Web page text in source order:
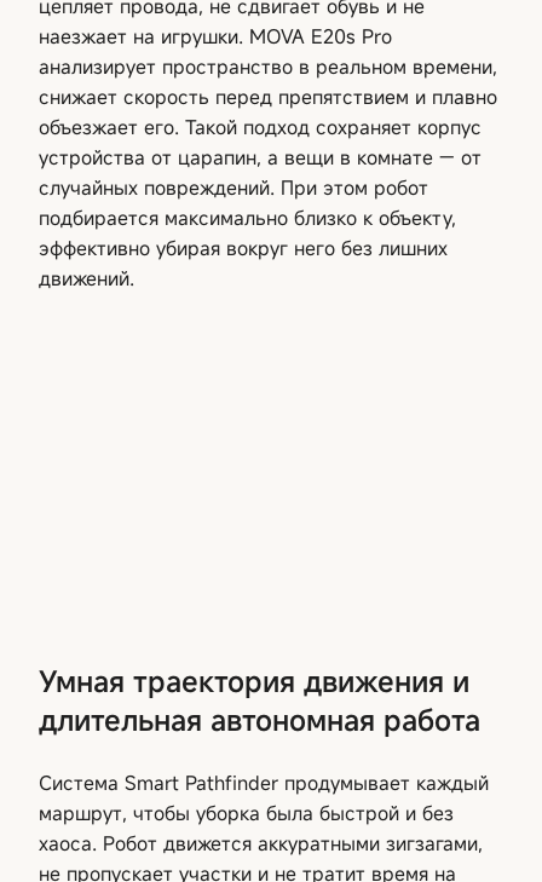
цепляет провода, не сдвигает обувь и не
наезжает на игрушки. MOVA E20s Pro
анализирует пространство в реальном времени,
снижает скорость перед препятствием и плавно
объезжает его. Такой подход сохраняет корпус
устройства от царапин, а вещи в комнате — от
случайных повреждений. При этом робот
подбирается максимально близко к объекту,
эффективно убирая вокруг него без лишних
движений.
Умная траектория движения и
длительная автономная работа
Система Smart Pathfinder продумывает каждый
маршрут, чтобы уборка была быстрой и без
хаоса. Робот движется аккуратными зигзагами,
не пропускает участки и не тратит время на